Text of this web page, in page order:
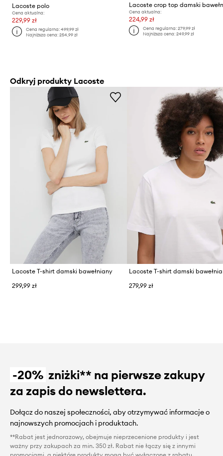
Lacoste polo
Cena aktualna:
229,99 zł
Cena regularna:499,99 zł
Najniższa cena:254,99 zł
Lacoste crop top damski
Cena aktualna:
224,99 zł
Cena regularna: 279,99 zł
Najniższa cena: 249,99 zł
Odkryj produkty Lacoste
Lacoste T-shirt damski bawełniany
299,99 zł
Lacoste T-shirt damski
279,99 zł
-20% zniżki** na pierwsze zakupy
za zapis do newslettera.
Dołącz do naszej społeczności, aby otrzymywać informacje o
najnowszych promocjach i produktach.
**Rabat jest jednorazowy, obejmuje nieprzecenione produkty i jest
ważny przy zakupach za min. 350 zł. Rabat nie łączy się z innymi